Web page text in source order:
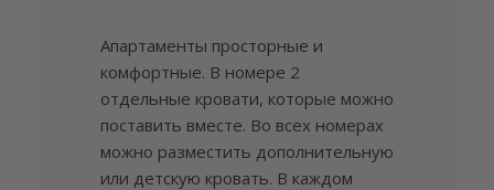
Апартаменты просторные и
комфортные. В номере 2
отдельные кровати, которые можно
поставить вместе. Во всех номерах
можно разместить дополнительную
или детскую кровать. В каждом